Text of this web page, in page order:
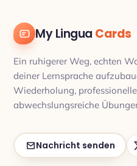
My Lingua Cards
Ein ruhigerer Weg, echten
deiner Lernsprache
Wiederholung,
abwechslungsreiche
Nachricht senden